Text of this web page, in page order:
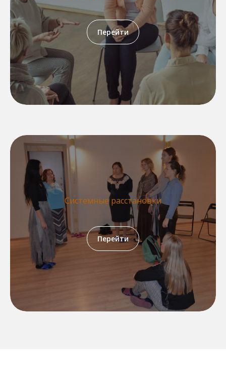
Перейти
Системные расстановки
Перейти